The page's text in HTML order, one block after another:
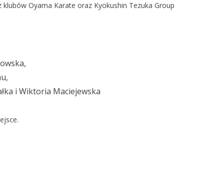
Oyama Karate oraz Kyokushin Tezuka Group
i Wiktoria Maciejewska